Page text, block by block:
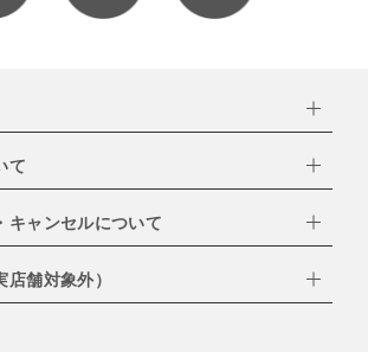
りお選びいただけます。
（VISA,mastercard,JCB,AMERICAN
Club）
て
キャンセルについて
日のAM9:00までにご連絡頂いた場合はキャン
舗対象外）